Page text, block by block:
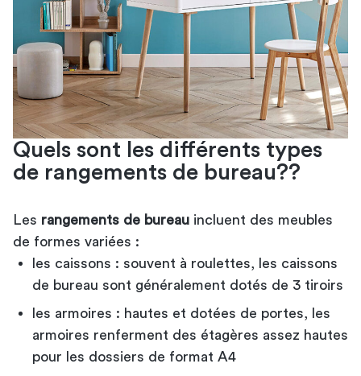
Quels sont les différents types
de rangements de bureau??
Les rangements de bureau incluent des meubles
de formes variées :
les caissons : souvent à roulettes, les caissons
de bureau sont généralement dotés de 3 tiroirs
les armoires : hautes et dotées de portes, les
armoires renferment des étagères assez hautes
pour les dossiers de format A4